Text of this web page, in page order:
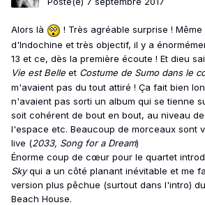
Alors là
! Très agréable surprise !
d'Indochine et très objectif, il y a
13 et ce, dès la première écoute ! Et dieu
Vie est Belle et Costume de Sumo dans le
m'avaient pas du tout attiré ! Ça fait bien
n'avaient pas sorti un album qui se tienne
soit cohérent de bout en bout, au niveau
l'espace etc. Beaucoup de morceaux sont
live (2033, Song for a Dream)
Énorme coup de cœur pour le quartet
Skyqui a un côté planant inévitable et me
version plus pêchue (surtout dans l'intro) du
Beach House.